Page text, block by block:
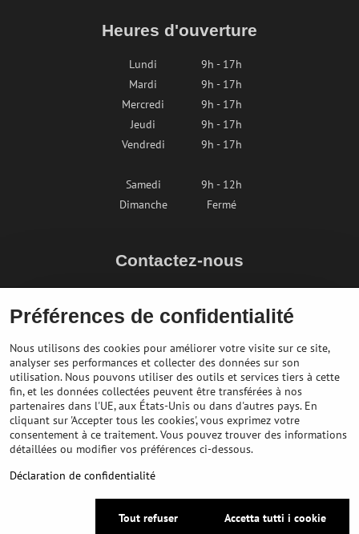
Heures d'ouverture
Lundi
9h - 17h
Mardi
9h - 17h
Mercredi
9h - 17h
Jeudi
9h - 17h
Vendredi
9h - 17h
Samedi
9h - 12h
Dimanche
Fermé
Contactez-nous
+436764858804
Préférences en matière de confidentialité
Préférences de confidentialité
Nous utilisons des cookies pour améliorer votre visite sur ce site,
analyser ses performances et collecter des données sur son
utilisation. Nous pouvons utiliser des outils et services tiers à cette
fin, et les données collectées peuvent être transférées à nos
partenaires dans l'UE, aux États-Unis ou dans d'autres pays. En
cliquant sur 'Accepter tous les cookies', vous exprimez votre
consentement à ce traitement. Vous pouvez trouver des informations
détaillées ou modifier vos préférences ci-dessous.
Déclaration de confidentialité
Accetta tutti i cookie
Tout refuser